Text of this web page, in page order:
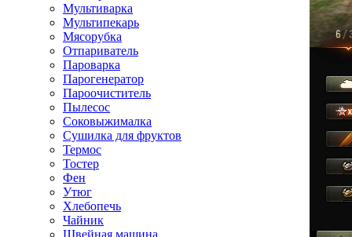
Мультиварка
Мультипекарь
Мясорубка
Отпариватель
Пароварка
Парогенератор
Пароочиститель
Пылесос
Соковыжималка
Сушилка для фруктов
Термос
Тостер
Фен
Утюг
Хлебопечь
Чайник
Швейная машина